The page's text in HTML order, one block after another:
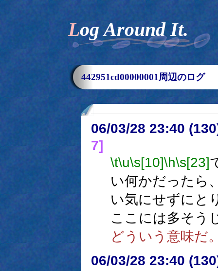
Log Around It.
442951cd00000001周辺のログ
06/03/28 23:40
7]
\t\u\s[10]\h\s[23]
い何かだったら
い気にせずにと
ここには多そう
どういう意味だ
06/03/28 23:40